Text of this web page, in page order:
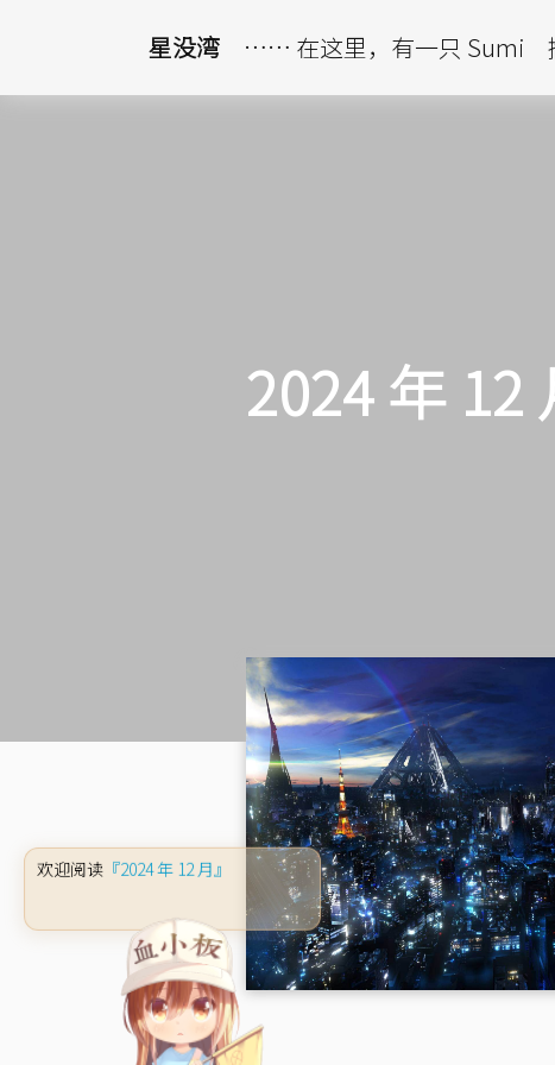
星没湾 …… 在这里，有一只 Sumi
2024 年 12
欢迎阅读 『2024 年 12 月』